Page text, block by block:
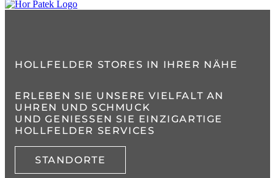
HOLLFELDER STORES IN IHRER NÄHE
ERLEBEN SIE UNSERE VIELFALT AN
UHREN UND SCHMUCK
UND GENIESSEN SIE EINZIGARTIGE H
OLLFELDER SERVICES
STANDORTE